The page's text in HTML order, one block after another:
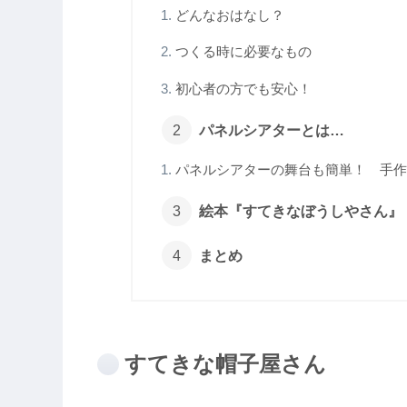
どんなおはなし？
つくる時に必要なもの
初心者の方でも安心！
パネルシアターとは…
パネルシアターの舞台も簡単！ 手
絵本『すてきなぼうしやさん』
まとめ
すてきな帽子屋さん